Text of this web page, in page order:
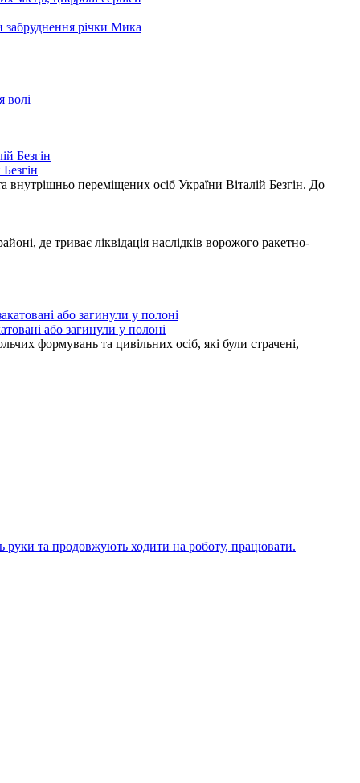
забруднення річки Мика
волі
переміщених осіб України Віталій Безгін. До
де триває ліквідація наслідків ворожого ракетно-
або загинули у полоні
формувань та цивільних осіб, які були страчені,
руки та продовжують ходити на роботу, працювати.